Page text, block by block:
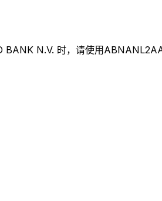
BANK N.V. 时，请使用